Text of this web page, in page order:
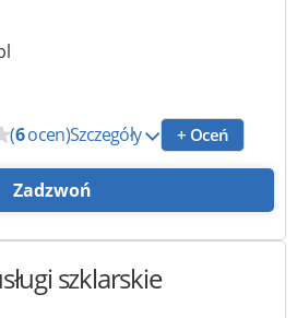
(6ocen)Szczegóły + Oceń
Zadzwoń
szklarskie